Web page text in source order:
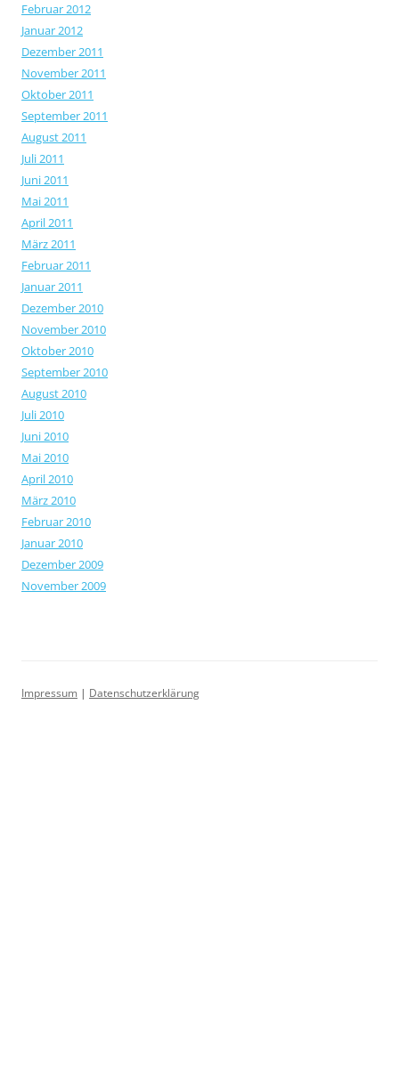
Februar 2012
Januar 2012
Dezember 2011
November 2011
Oktober 2011
September 2011
August 2011
Juli 2011
Juni 2011
Mai 2011
April 2011
März 2011
Februar 2011
Januar 2011
Dezember 2010
November 2010
Oktober 2010
September 2010
August 2010
Juli 2010
Juni 2010
Mai 2010
April 2010
März 2010
Februar 2010
Januar 2010
Dezember 2009
November 2009
Impressum | Datenschutzerklärung